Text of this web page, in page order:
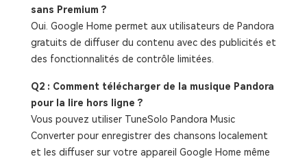
sans Premium ?
Oui. Google Home permet aux utilisateurs de Pandora
gratuits de diffuser du contenu avec des publicités et
des fonctionnalités de contrôle limitées.
Q2 : Comment télécharger de la musique Pandora
pour la lire hors ligne ?
Vous pouvez utiliser TuneSolo Pandora Music
Converter pour enregistrer des chansons localement
et les diffuser sur votre appareil Google Home même